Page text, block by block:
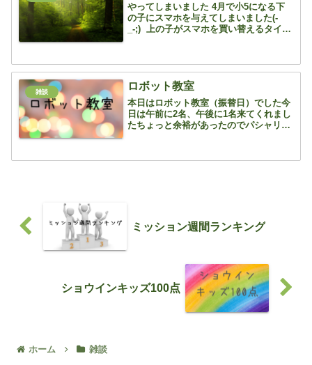
やってしまいました 4月で小5になる下
の子にスマホを与えてしまいました(-
_-;) 上の子がスマホを買い替えるタイミ
い！と・・・ そりゃ、そうなります
ね 上の子...
雑談 ロボット教室
本日はロボット教室（振替日）でした今
日は午前に2名、午後に1名来てくれまし
たちょっと余裕があったのでパシャリ ベ
りはギアを通常バージョンから回転数を
ミッション週間ランキング
ショウインキッズ100点
ホーム 雑談